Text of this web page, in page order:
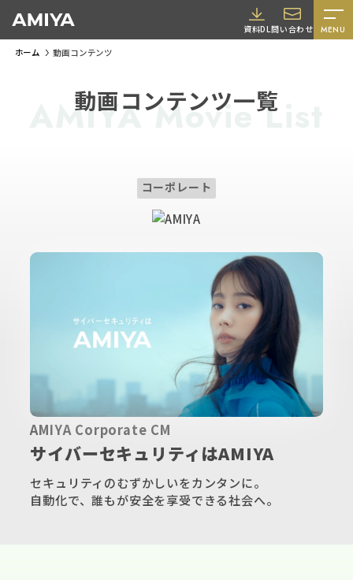
A
M
資料DL問い合わせ MENU
ホーム 動画コンテンツ
動画コンテンツ一覧
AMIYA Movie List
コーポレート
A
M
I
A
▶
AMIYA Corporate CM
サイバーセキュリティはAMIYA
セキュリティのむずかしいをカンタンに。
自動化で、誰もが安全を享受できる社会へ。